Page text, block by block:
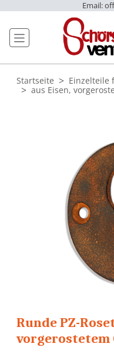
Email:
Startseite
Einzelteile
aus Eisen,
Runde PZ-
vorgerostetem